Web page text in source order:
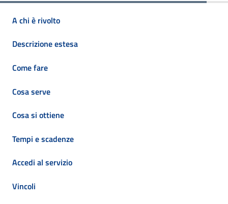
A chi è rivolto
Descrizione estesa
Come fare
Cosa serve
Cosa si ottiene
Tempi e scadenze
Accedi al servizio
Vincoli